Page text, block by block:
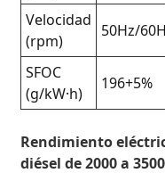
Velocidad
(rpm)
50Hz/
SFOC
(g/kW·h)
196+5%
Rendimiento
diésel de 2000 a